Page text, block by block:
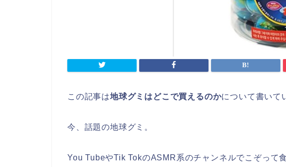
この記事は地球グミはどこで買えるのかについて書いて
今、話題の地球グミ。
You TubeやTik TokのASMR系のチャンネルでこぞって